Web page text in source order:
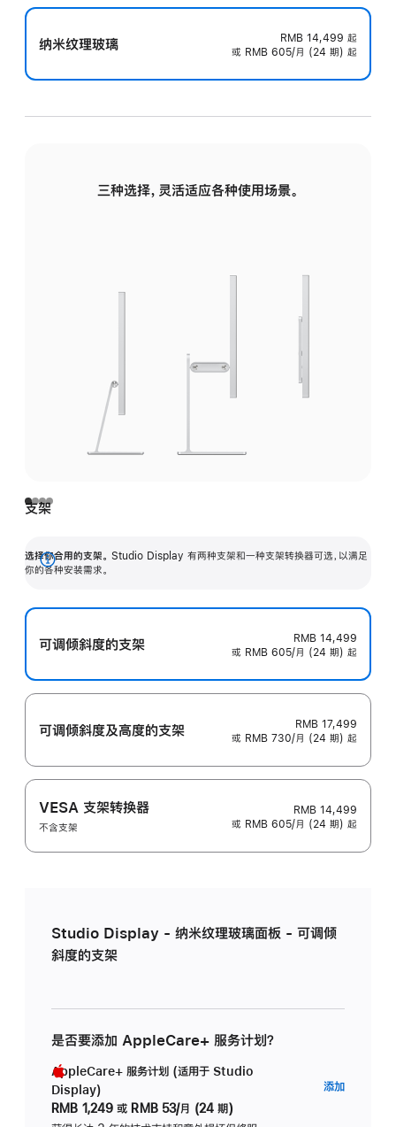
纳米纹理玻璃 RMB 14,499 起
或 RMB 605/月 (24 期) 起
三种选择，灵活适应各种使用场景。
支架
选择你合用的支架。 Studio Display 有两种支架和一种支架转换器可选，以满足
你的各种安装需求。
展
可调倾斜度的支架
RMB 14,499
或 RMB 605/月 (24 期) 起
可调倾斜度及高‍度的支‍架
RMB 17,499
或 RMB 730/月 (24 期) 起
VESA 支架转换器
不含支架
RMB 14,499
或 RMB 605/月 (24 期) 起
Studio Display - 纳米纹理玻璃面板 - 可调倾
斜度的支架
是否要添加 AppleCare+ 服务计划？
AppleCare+ 服务计划 (适用于 Studio
Display)
RMB 1,249 或 RMB 53/月 (24 期)
添加